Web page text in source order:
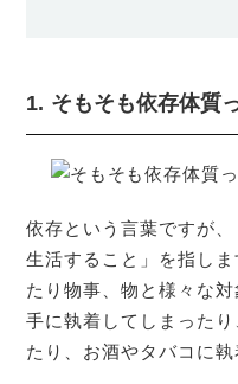
1. そもそも依存体質
依存という言葉ですが
生活すること」を指し
たり物事、物と様々な
手に執着してしまった
たり、お酒やタバコに執